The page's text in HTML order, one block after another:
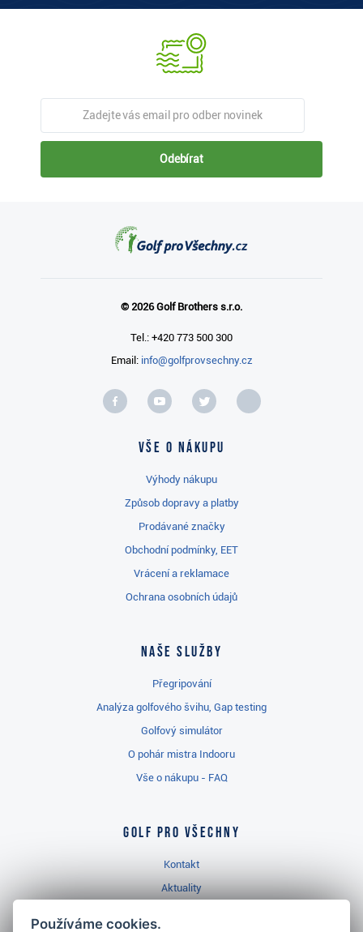
Odebírat
© 2026 Golf Brothers s.r.o.
Tel.: +420 773 500 300
Email: info@golfprovsechny.cz
Vše o nákupu
Výhody nákupu
Způsob dopravy a platby
Prodávané značky
Obchodní podmínky, EET
Vrácení a reklamace
Ochrana osobních údajů
Naše služby
Přegripování
Analýza golfového švihu, Gap testing
Golfový simulátor
O pohár mistra Indooru
Vše o nákupu - FAQ
Golf pro všechny
Kontakt
Aktuality
Používáme cookies.